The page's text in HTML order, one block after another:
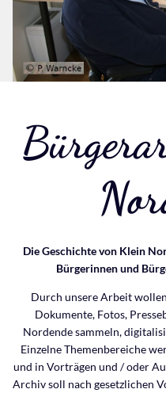
Die Geschichte von Klein
Bürgerinnen und
Durch unsere Arbeit
Dokumente, Fotos,
Nordende sammeln,
Einzelne Themenbereiche
und in Vorträgen und / oder
Archiv soll nach gesetzlichen